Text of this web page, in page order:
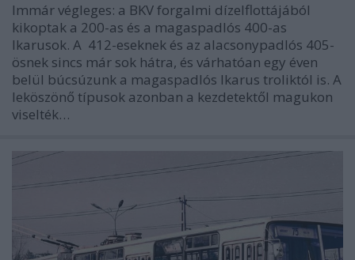
Immár végleges: a BKV forgalmi dízelflottájából
kikoptak a 200-as és a magaspadlós 400-as
Ikarusok. A 412-eseknek és az alacsonypadlós 405-
ösnek sincs már sok hátra, és várhatóan egy éven
belül búcsúzunk a magaspadlós Ikarus troliktól is. A
leköszönő típusok azonban a kezdetektől magukon
viselték…